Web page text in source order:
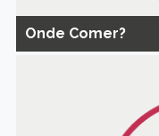
Onde Comer?